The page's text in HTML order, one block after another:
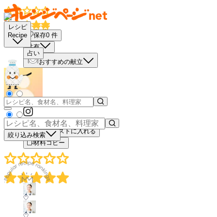
レシピ
Recipe
占い
絞り込み検索
保存0 件
共有
おすすめの献立
買い物リストに入れる
材料コピー